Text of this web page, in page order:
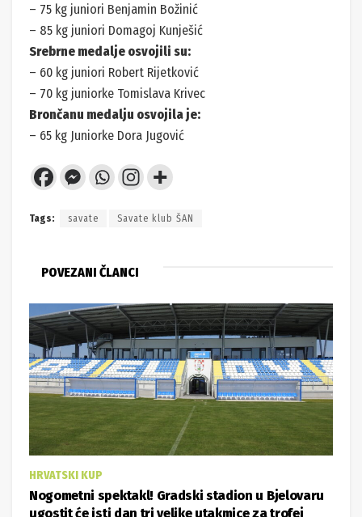
– 75 kg juniori Benjamin Božinić
– 85 kg juniori Domagoj Kunješić
Srebrne medalje osvojili su:
– 60 kg juniori Robert Rijetković
– 70 kg juniorke Tomislava Krivec
Brončanu medalju osvojila je:
– 65 kg Juniorke Dora Jugović
Tags: savate Savate klub ŠAN
POVEZANI ČLANCI
HRVATSKI KUP
Nogometni spektakl! Gradski stadion u Bjelovaru
ugostit će isti dan tri velike utakmice za trofej